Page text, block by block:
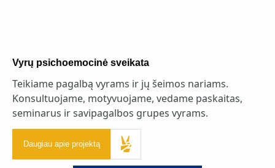
Vyrų psichoemocinė sveikata
Teikiame pagalbą vyrams ir jų šeimos nariams.
Konsultuojame, motyvuojame, vedame paskaitas,
seminarus ir savipagalbos grupes vyrams.
Daugiau apie projektą